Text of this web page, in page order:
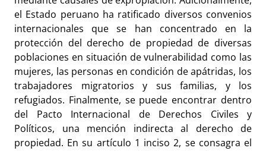
el Estado peruano ha ratificado diversos convenios
internacionales que se han concentrado en la
protección del derecho de propiedad de diversas
poblaciones en situación de vulnerabilidad como las
mujeres, las personas en condición de apátridas, los
trabajadores migratorios y sus familias, y los
refugiados. Finalmente, se puede encontrar dentro
del Pacto Internacional de Derechos Civiles y
Políticos, una mención indirecta al derecho de
propiedad. En su artículo 1 inciso 2, se consagra el